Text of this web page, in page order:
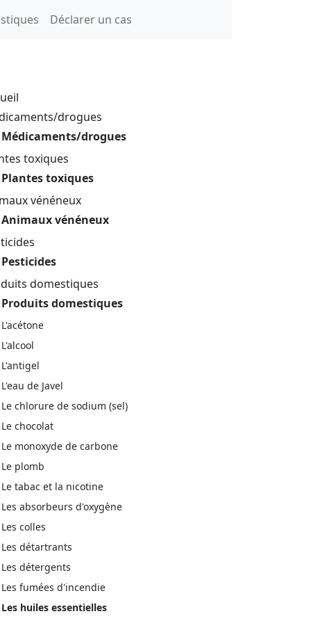
Déclarer un cas
drogues
Médicaments/drogues
toxiques
Plantes toxiques
vénéneux
Animaux vénéneux
Pesticides
domestiques
Produits domestiques
L'acétone
L'alcool
L'antigel
L'eau de Javel
Le chlorure de sodium (sel)
Le chocolat
Le monoxyde de carbone
Le plomb
Le tabac et la nicotine
Les absorbeurs d'oxygène
Les colles
Les détartrants
Les détergents
Les fumées d'incendie
Les huiles essentielles